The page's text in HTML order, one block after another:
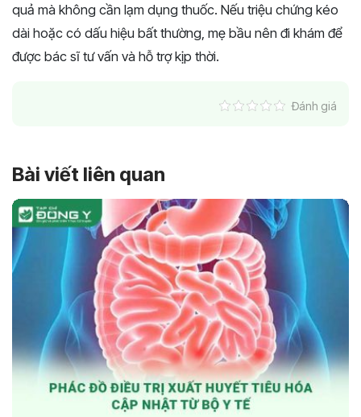
quả mà không cần lạm dụng thuốc. Nếu triệu chứng kéo
dài hoặc có dấu hiệu bất thường, mẹ bầu nên đi khám để
được bác sĩ tư vấn và hỗ trợ kịp thời.
Đánh giá
Bài viết liên quan